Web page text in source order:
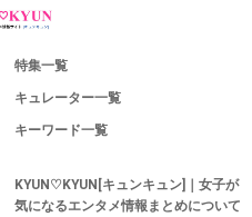
特集一覧
キュレーター一覧
キーワード一覧
KYUN♡KYUN[キュンキュン]｜女子が
気になるエンタメ情報まとめについて